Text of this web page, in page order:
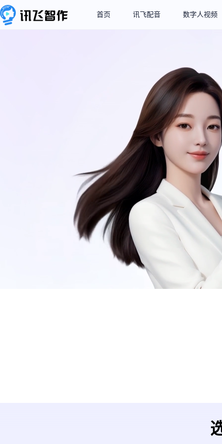
首页 讯飞配音 数字人视频
业界领先的超拟
让每个声音都